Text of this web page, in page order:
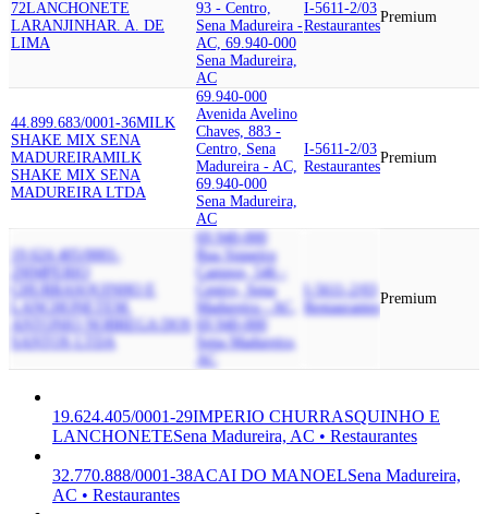
72LANCHONETE
LARANJINHAR. A. DE
LIMA
93 - Centro,
Sena Madureira -
AC, 69.940-000
Sena Madureira,
AC
I-5611-2/03
Restaurantes
Premium
44.899.683/0001-36MILK
SHAKE MIX SENA
MADUREIRAMILK
SHAKE MIX SENA
MADUREIRA LTDA
69.940-000
Avenida Avelino
Chaves, 883 -
Centro, Sena
Madureira - AC,
69.940-000
Sena Madureira,
AC
I-5611-2/03
Restaurantes
Premium
19.624.405/0001-
IMPERIO
CHURRASQUINHO E
LANCHONETE
M.
ANTONIO NOBREGA DOS
SANTOS LTDA
69.940-000
Rua Siqueira
Campos, 546 -
Centro, Sena
Madureira - AC,
69.940-000
Sena Madureira,
AC
I-5611-2/03
Restaurantes
Premium
19.624.405/0001-29IMPERIO CHURRASQUINHO E
LANCHONETESena Madureira, AC • Restaurantes
32.770.888/0001-38ACAI DO MANOELSena Madureira,
AC • Restaurantes